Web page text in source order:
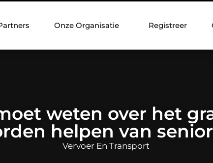
Onze Organisatie Registreer
weten over het
helpen van
Vervoer En Transport